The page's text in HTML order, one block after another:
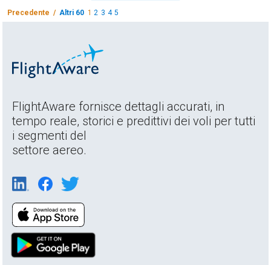
Precedente / Altri 60 1 2 3 4 5
FlightAware fornisce dettagli accurati, in
tempo reale, storici e predittivi dei voli per tutti
i segmenti del
settore aereo.